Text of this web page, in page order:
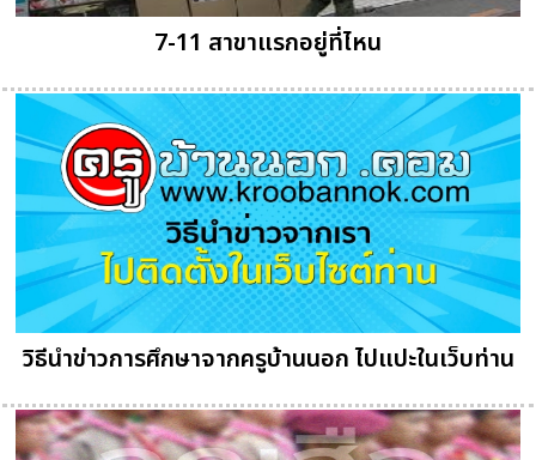
7-11 สาขาแรกอยู่ที่ไหน
วิธีนำข่าวการศึกษาจากครูบ้านนอก ไปแปะในเว็บท่าน